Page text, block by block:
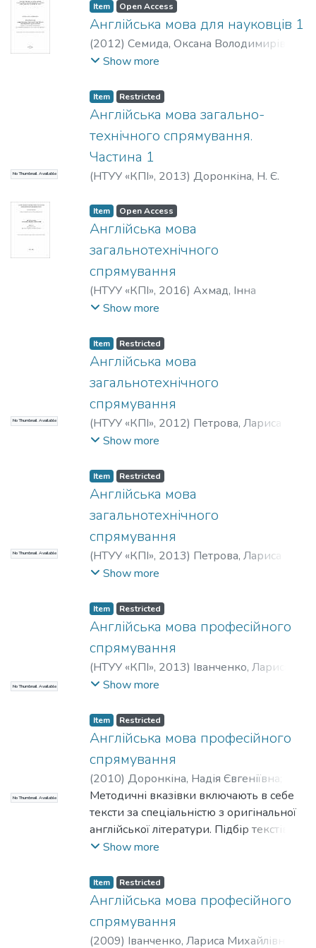
Item Open Access
Англійська мова для науковців 1
(2012) Семида, Оксана Володимирівна
Шиліна, Лідія Іванівна
Show more
No Thumbnail Available
Item Restricted
Англійська мова загально-
технічного спрямування.
Частина 1
(НТУУ «КПІ», 2013) Доронкіна, Н. Є.
Item Open Access
Англійська мова
загальнотехнічного
спрямування
(НТУУ «КПІ», 2016) Ахмад, Інна
Михайлівна;Коршук, Тетяна Леонідівна
спрямування №1
«КПІ»
Show more
No Thumbnail Available
Item Restricted
Англійська мова
загальнотехнічного
спрямування
(НТУУ «КПІ», 2012) Петрова, Лариса
Степанівна;Павленко, Ольга
Show more
No Thumbnail Available
Item Restricted
Англійська мова
загальнотехнічного
спрямування
(НТУУ «КПІ», 2013) Петрова, Лариса
Степанівна;Павленко, Ольга
Show more
No Thumbnail Available
Item Restricted
Англійська мова професійного
спрямування
(НТУУ «КПІ», 2013) Іванченко, Лариса
Михайлівна;Боєва, Юлія Вікторівна
Show more
No Thumbnail Available
Item Restricted
Англійська мова професійного
спрямування
(2010) Доронкіна, Надія Євгеніївна
Михайленко, Алла Володимирівна;
Лінгвістики;НТУУ «КПІ»
Методичні вказівки включають в себе
тексти за спеціальністю з оригінальної
англійської літератури. Підбір текстів
забезпечує достатню повторюваність
що сприяє закріпленню та поглибленню
знань за темою на англійській мові, а
анотування текстів за фахом. Тексти
Show more
Item Restricted
Англійська мова професійного
спрямування
(2009) Іванченко, Лариса Михайлівна